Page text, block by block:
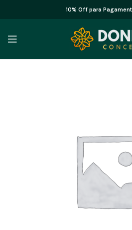
10% Off para